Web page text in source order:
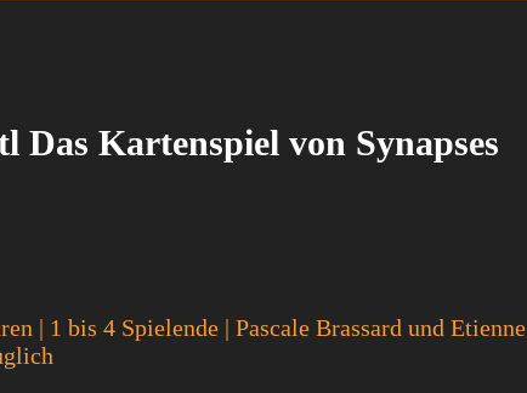
Das Kartenspiel von Synapses
| 1 bis 4 Spielende | Pascale Brassard und Etienne